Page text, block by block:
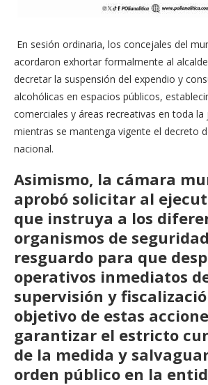
En sesión ordinaria, los concejales del
acordaron exhortar formalmente al
decretar la suspensión del expendio y
alcohólicas en espacios públicos,
comerciales y áreas recreativas en toda la
mientras se mantenga vigente el decreto
nacional.
Asimismo, la cámara
aprobó solicitar al
que instruya a los
organismos de
resguardo para que
operativos inmediatos
supervisión y
objetivo de estas
garantizar el estricto
de la medida y
orden público en la